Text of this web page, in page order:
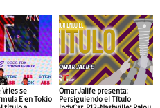
Vries se
E en Tokio
Omar Jalife presenta:
Persiguiendo el Título